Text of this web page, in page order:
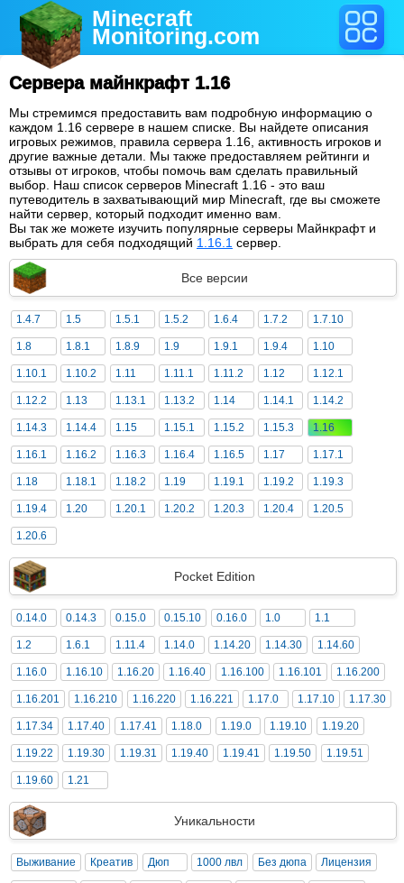
Minecraft
Monitoring.com
Сервера майнкрафт 1.16
Мы стремимся предоставить вам подробную информацию о
каждом 1.16 сервере в нашем списке. Вы найдете описания
игровых режимов, правила сервера 1.16, активность игроков и
другие важные детали. Мы также предоставляем рейтинги и
отзывы от игроков, чтобы помочь вам сделать правильный
выбор. Наш список серверов Minecraft 1.16 - это ваш
путеводитель в захватывающий мир Minecraft, где вы сможете
найти сервер, который подходит именно вам.
Вы так же можете изучить популярные серверы Майнкрафт и
выбрать для себя подходящий 1.16.1 сервер.
Все версии
1.4.7 1.5 1.5.1 1.5.2 1.6.4 1.7.2 1.7.10
1.8 1.8.1 1.8.9 1.9 1.9.1 1.9.4 1.10
1.10.1 1.10.2 1.11 1.11.1 1.11.2 1.12 1.12.1
1.12.2 1.13 1.13.1 1.13.2 1.14 1.14.1 1.14.2
1.14.3 1.14.4 1.15 1.15.1 1.15.2 1.15.3 1.16
1.16.1 1.16.2 1.16.3 1.16.4 1.16.5 1.17 1.17.1
1.18 1.18.1 1.18.2 1.19 1.19.1 1.19.2 1.19.3
1.19.4 1.20 1.20.1 1.20.2 1.20.3 1.20.4 1.20.5
1.20.6
Pocket Edition
0.14.0 0.14.3 0.15.0 0.15.10 0.16.0 1.0 1.1
1.2 1.6.1 1.11.4 1.14.0 1.14.20 1.14.30 1.14.60
1.16.0 1.16.10 1.16.20 1.16.40 1.16.100 1.16.101 1.16.200
1.16.201 1.16.210 1.16.220 1.16.221 1.17.0 1.17.10 1.17.30
1.17.34 1.17.40 1.17.41 1.18.0 1.19.0 1.19.10 1.19.20
1.19.22 1.19.30 1.19.31 1.19.40 1.19.41 1.19.50 1.19.51
1.19.60 1.21
Уникальности
Выживание Креатив Дюп 1000 лвл Без дюпа Лицензия